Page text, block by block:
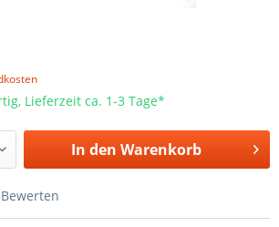
Lieferzeit ca. 1-3 Tage*
In den Warenkorb
Bewerten